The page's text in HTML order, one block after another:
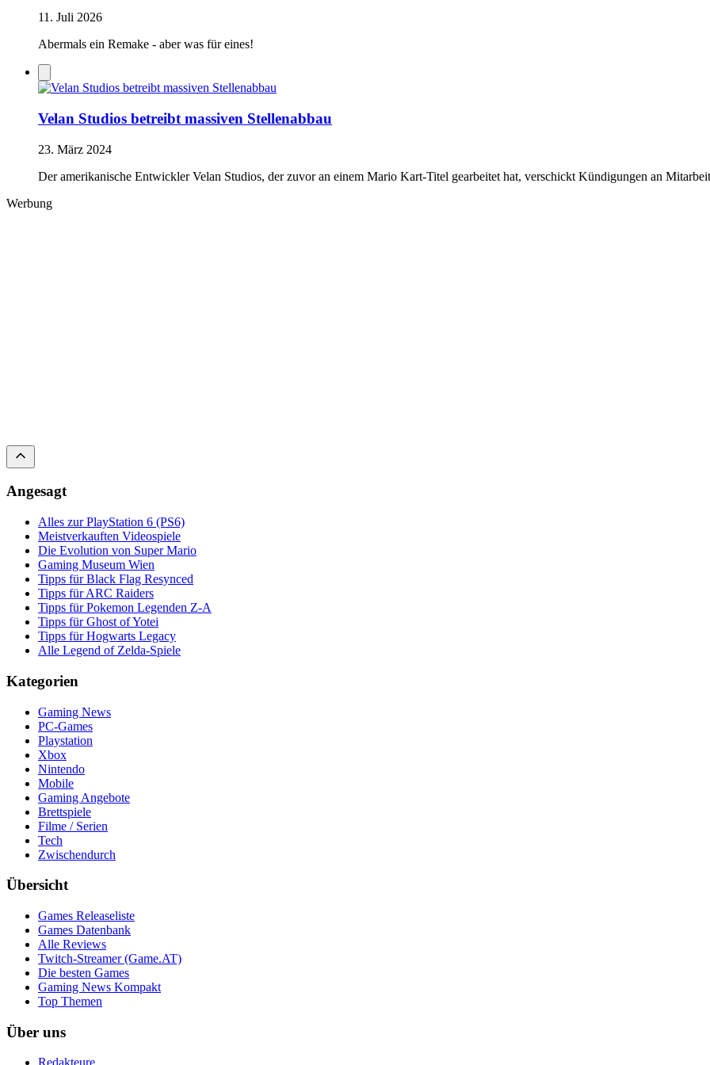
11. Juli 2026
Abermals ein Remake - aber was für eines!
Velan Studios betreibt massiven Stellenabbau
23. März 2024
Der amerikanische Entwickler Velan Studios, der zuvor an einem Mario Kart-Titel gearbeitet hat, verschickt Kündigungen an
Werbung
Angesagt
Alles zur PlayStation 6 (PS6)
Meistverkauften Videospiele
Die Evolution von Super Mario
Gaming Museum Wien
Tipps für Black Flag Resynced
Tipps für ARC Raiders
Tipps für Pokemon Legenden Z-A
Tipps für Ghost of Yotei
Tipps für Hogwarts Legacy
Alle Legend of Zelda-Spiele
Kategorien
Gaming News
PC-Games
Playstation
Xbox
Nintendo
Mobile
Gaming Angebote
Brettspiele
Filme / Serien
Tech
Zwischendurch
Übersicht
Games Releaseliste
Games Datenbank
Alle Reviews
Twitch-Streamer (Game.AT)
Die besten Games
Gaming News Kompakt
Top Themen
Über uns